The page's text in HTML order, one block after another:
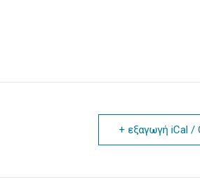
+ εξαγωγή iCal /